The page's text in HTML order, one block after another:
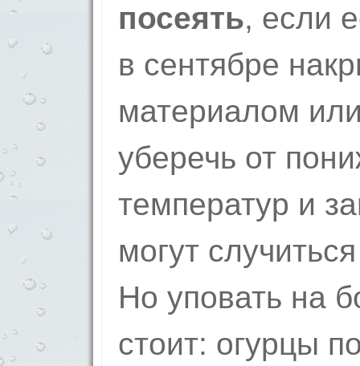
посеять, если
в сентябре
материалом
уберечь от
температур и
могут
Но уповать на
стоит: огурцы